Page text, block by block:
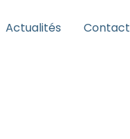
Actualités Contact